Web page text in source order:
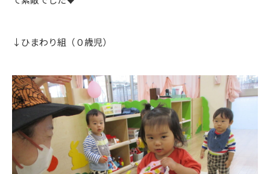
↓ひまわり組（０歳児）